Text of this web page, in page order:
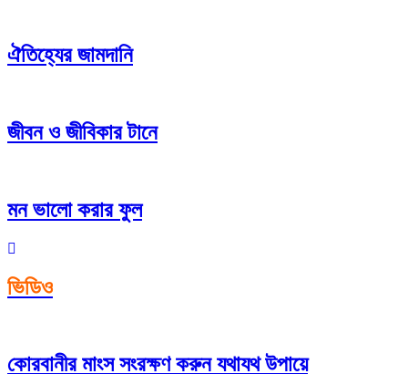
ঐতিহ্যের জামদানি
জীবন ও জীবিকার টানে
মন ভালো করার ফুল
ভিডিও
কোরবানীর মাংস সংরক্ষণ করুন যথাযথ উপায়ে